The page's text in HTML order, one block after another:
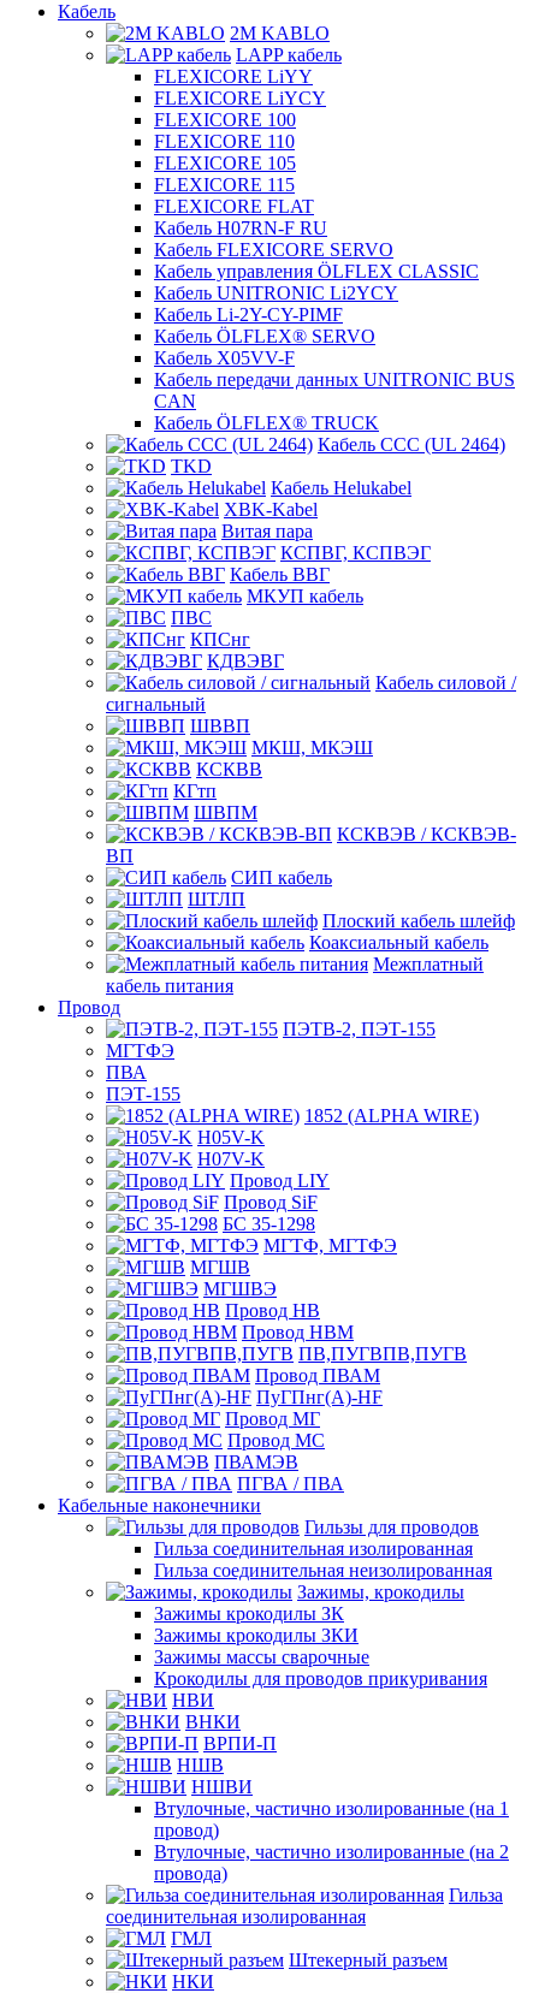
Кабель
2M KABLO
LAPP кабель
FLEXICORE LiYY
FLEXICORE LiYCY
FLEXICORE 100
FLEXICORE 110
FLEXICORE 105
FLEXICORE 115
FLEXICORE FLAT
Кабель H07RN-F RU
Кабель FLEXICORE SERVO
Кабель управления ÖLFLEX CLASSIC
Кабель UNITRONIC Li2YCY
Кабель Li-2Y-CY-PIMF
Кабель ÖLFLEX® SERVO
Кабель X05VV-F
Кабель передачи данных UNITRONIC BUS
CAN
Кабель ÖLFLEX® TRUCK
Кабель CCC (UL 2464)
TKD
Кабель Helukabel
XBK-Kabel
Витая пара
КСПВГ, КСПВЭГ
Кабель ВВГ
МКУП кабель
ПВС
КПСнг
КДВЭВГ
Кабель силовой /
сигнальный
ШВВП
МКШ, МКЭШ
КСКВВ
КГтп
ШВПМ
КСКВЭВ / КСКВЭВ-
ВП
СИП кабель
ШТЛП
Плоский кабель шлейф
Коаксиальный кабель
Межплатный
кабель питания
Провод
ПЭТВ-2, ПЭТ-155
МГТФЭ
ПВА
ПЭТ-155
1852 (ALPHA WIRE)
H05V-K
H07V-K
Провод LIY
Провод SiF
БС 35-1298
МГТФ, МГТФЭ
МГШВ
МГШВЭ
Провод НВ
Провод НВМ
ПВ,ПУГВПВ,ПУГВ
Провод ПВАМ
ПуГПнг(A)-HF
Провод МГ
Провод МС
ПВАМЭВ
ПГВА / ПВА
Кабельные наконечники
Гильзы для проводов
Гильза соединительная изолированная
Гильза соединительная неизолированная
Зажимы, крокодилы
Зажимы крокодилы ЗК
Зажимы крокодилы ЗКИ
Зажимы массы сварочные
Крокодилы для проводов прикуривания
НВИ
ВНКИ
ВРПИ-П
НШВ
НШВИ
Втулочные, частично изолированные (на 1
провод)
Втулочные, частично изолированные (на 2
провода)
Гильза
соединительная изолированная
ГМЛ
Штекерный разъем
НКИ